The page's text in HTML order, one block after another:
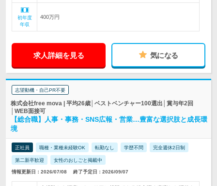
初年度
年収
400万円
求人詳細を見る 気になる
志望動機・自己PR不要
株式会社free mova | 平均26歳│ベストベンチャー100選出│賞与年2回
│WEB面接可
【総合職】人事・事務・SNS広報・営業…豊富な選択肢と成長環
境
正社員 職種・業種未経験OK 転勤なし 学歴不問 完全週休2日制
第二新卒歓迎 女性のおしごと掲載中
情報更新日：2026/07/08 終了予定日：2026/09/07